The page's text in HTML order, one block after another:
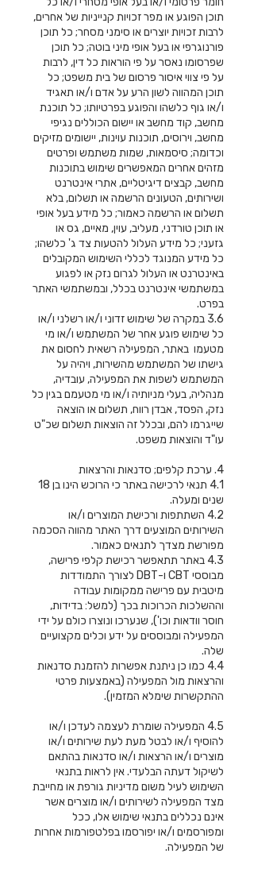
תוכן הפוגע או מפר זכויות קנייניות של אחרים,
לרבות זכויות יוצרים או סימני מסחר; כל תוכן
פורנוגרפי או בעל אופי מיני בוטה; כל תוכן
שפרסומו נאסר על פי הוראות כל דין, לרבות
על פי צווי איסור פרסום של בית משפט; כל
תוכן המהווה לשון הרע על אדם ו/או תאגיד
ו/או גוף כלשהו והפוגע בפרטיותו; כל תוכנת
מחשב, קוד מחשב או יישום הכוללים נגיפי
מחשב, וירוסים, תוכנות עוינות, יישומים מזיקים
וכדומה; סיסמאות, שמות משתמש ופרטים
מזהים אחרים המאפשרים שימוש בתוכנות
מחשב, קבצים דיגיטליים, אתרי אינטרנט
ושירותים, הטעונים הרשמה או תשלום, בלא
תשלום או הרשמה כאמור; כל מידע בעל אופי
או תוכן טורדני, מעליב, עוין, מאיים, גס או
גזעני; כל מידע העלול להטעות צד ג' כלשהו;
כל מידע המנוגד לכללי השימוש המקובלים
באינטרנט או העלול לגרום נזק או לפגוע
במשתמשי אינטרנט בכלל, ובמשתמשי האתר
בפרט.
3.6 במקרה של שימוש זדוני ו/או רשלני ו/או
כל שימוש פוגע אחר של המשתמש ו/או מי
מטעמו באתר, המפעילה רשאית לחסום את
גישתו של המשתמש מהשירות, ויהיה על
המשתמש לשפות את המפעילה, עובדיה,
מנהליה, בעלי מניותיה ו/או מי מטעמם בגין כל
נזק, הפסד, אבדן רווח, תשלום או הוצאה
שייגרמו להם, ובכלל זה הוצאות תשלום שכ"ט
עו"ד והוצאות משפט.
4. ערכת קלפים; סדנאות והרצאות
4.1 תנאי לרכישה באתר כי הרוכש הינו בן 18
שנים ומעלה.
4.2 השתתפות ורכישת המוצרים ו/או
השירותים המוצעים דרך האתר מהווה הסכמה
מפורשת מצדך לתנאים כאמור.
4.3 באתר תתאפשר רכישת קלפי פרישה,
מבוססי CBT ו-DBT לצורך התמודדות
מיטבית עם פרישה ממקומות עבודה
וההשלכות הכרוכות בכך (למשל: בדידות,
חוסר וודאות וכו'), שנערכו ונוצרו כולם על ידי
המפעילה ומבוססים על ידע וכלים מקצועיים
שלה.
4.4 כמו כן ניתנת אפשרות להזמנת סדנאות
והרצאות מול המפעילה (באמצעות פרטי
ההתקשרות שימלא המזמין).
4.5 המפעילה שומרת לעצמה לעדכן ו/או
להוסיף ו/או לבטל מעת לעת שירותים ו/או
מוצרים ו/או הרצאות ו/או סדנאות בהתאם
לשיקול דעתה הבלעדי. אין לראות בתנאי
השימוש לעיל משום מדיניות גורפת או מחייבת
מצד המפעילה לשירותים ו/או מוצרים אשר
אינם נכללים בתנאי שימוש אלו, ככל
ומפורסמים ו/או יפורסמו בפלטפורמות אחרות
של המפעילה.